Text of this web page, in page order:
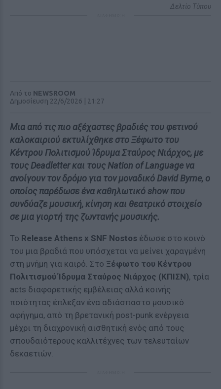
Δελτίο Τύπου
Από το NEWSROOM
Δημοσίευση 22/6/2026 | 21:27
Μια από τις πιο αξέχαστες βραδιές του φετινού
καλοκαιριού εκτυλίχθηκε στο Ξέφωτο του
Κέντρου Πολιτισμού Ίδρυμα Σταύρος Νιάρχος, με
τους Deadletter και τους Nation of Language να
ανοίγουν τον δρόμο για τον μοναδικό David Byrne, ο
οποίος παρέδωσε ένα καθηλωτικό show που
συνδύαζε μουσική, κίνηση και θεατρικό στοιχείο
σε μια γιορτή της ζωντανής μουσικής.
Το Release Athens x SNF Nostos έδωσε στο κοινό
του μια βραδιά που υπόσχεται να μείνει χαραγμένη
στη μνήμη για καιρό. Στο Ξέφωτο του Κέντρου
Πολιτισμού Ίδρυμα Σταύρος Νιάρχος (ΚΠΙΣΝ), τρία
acts διαφορετικής εμβέλειας αλλά κοινής
ποιότητας έπλεξαν ένα αδιάσπαστο μουσικό
αφήγημα, από τη βρετανική post-punk ενέργεια
μέχρι τη διαχρονική αισθητική ενός από τους
σπουδαιότερους καλλιτέχνες των τελευταίων
δεκαετιών.